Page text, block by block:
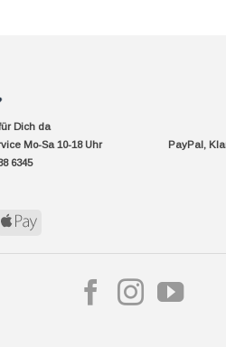
Dich da
Mo-Sa 10-18 Uhr
6345
PayPal,
Apple